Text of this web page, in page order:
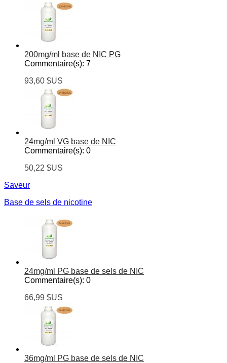
200mg/ml base de NIC PG
Commentaire(s): 7
93,60 $US
24mg/ml VG base de NIC
Commentaire(s): 0
50,22 $US
Saveur
Base de sels de nicotine
24mg/ml PG base de sels de NIC
Commentaire(s): 0
66,99 $US
36mg/ml PG base de sels de NIC